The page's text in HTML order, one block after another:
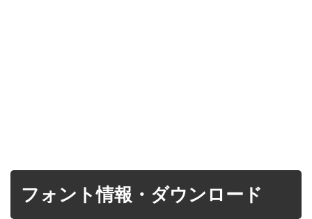
フォント情報・ダウンロード